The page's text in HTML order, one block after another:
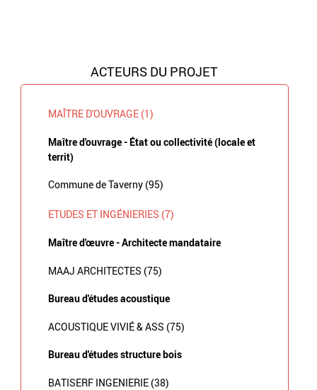
ACTEURS DU PROJET
MAÎTRE D'OUVRAGE (1)
Maître d'ouvrage - État ou collectivité (locale et
territ)
Commune de Taverny (95)
ETUDES ET INGÉNIERIES (7)
Maître d'œuvre - Architecte mandataire
MAAJ ARCHITECTES (75)
Bureau d'études acoustique
ACOUSTIQUE VIVIÉ & ASS (75)
Bureau d'études structure bois
BATISERF INGENIERIE (38)